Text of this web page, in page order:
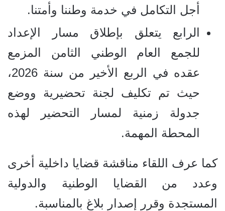
أجل التكامل في خدمة وطننا وأمتنا.
الرابع يتعلق بإطلاق مسار الإعداد
للجمع العام الوطني الثامن المزمع
عقده في الربع الأخير من سنة 2026،
حيث تم تكليف لجنة تحضيرية ووضع
جدولة زمنية لمسار التحضير لهذه
المحطة المهمة.
كما عرف اللقاء مناقشة قضايا داخلية أخرى
وعدد من القضايا الوطنية والدولية
المستجدة وقرر إصدار بلاغ بالمناسبة.